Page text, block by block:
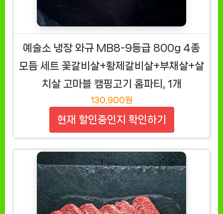
예술소 냉장 와규 MB8-9등급 800g 4종
모듬 세트 꽃갈비살+황제갈비살+부채살+살
치살 고마블 캠핑고기 홈파티, 1개
130,900원
현재 할인중인지 확인하기